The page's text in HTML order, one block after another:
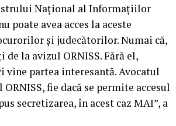
Naţional al Informaţiilor
poate avea acces la aceste
şi judecătorilor. Numai că,
la avizul ORNISS. Fără el,
vine partea interesantă. Avocatul
fie dacă se permite accesul
secretizarea, în acest caz MAI”, a